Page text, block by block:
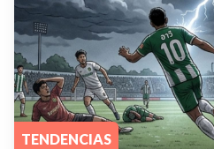
TENDENCIAS